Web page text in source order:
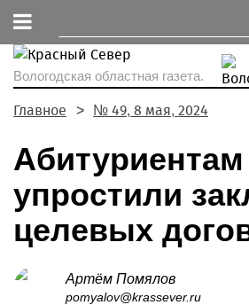
Вологодская областная газета.
Главное № 49, 8 мая, 2024
Абитуриентам
упростили
целевых
Артём Помялов
pomyalov@krassever.ru